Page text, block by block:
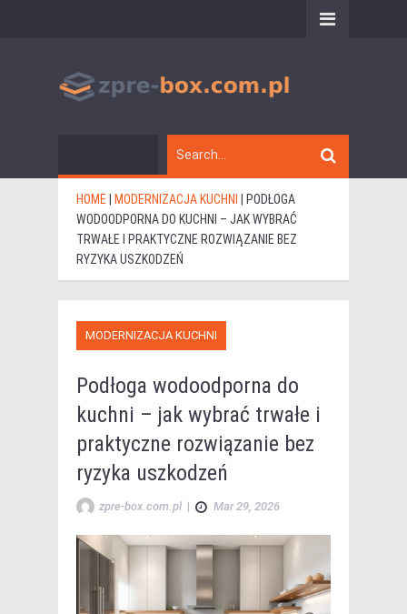
HOME MODERNIZACJA KUCHNI
PODŁOGA
WODOODPORNA DO KUCHNI – JAK WYBRAĆ
TRWAŁE I PRAKTYCZNE ROZWIĄZANIE BEZ
RYZYKA USZKODZEŃ
MODERNIZACJA KUCHNI
Podłoga wodoodporna do
kuchni – jak wybrać trwałe i
praktyczne rozwiązanie bez
ryzyka uszkodzeń
zpre-box.com.pl | Mar 29, 2026